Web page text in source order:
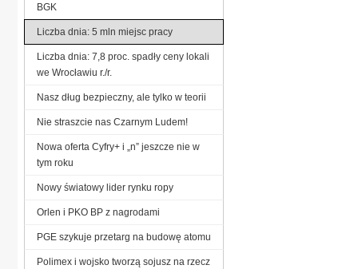
BGK
Liczba dnia: 5 mln miejsc pracy
Liczba dnia: 7,8 proc. spadły ceny lokali
we Wrocławiu r./r.
Nasz dług bezpieczny, ale tylko w teorii
Nie straszcie nas Czarnym Ludem!
Nowa oferta Cyfry+ i „n” jeszcze nie w
tym roku
Nowy światowy lider rynku ropy
Orlen i PKO BP z nagrodami
PGE szykuje przetarg na budowę atomu
Polimex i wojsko tworzą sojusz na rzecz